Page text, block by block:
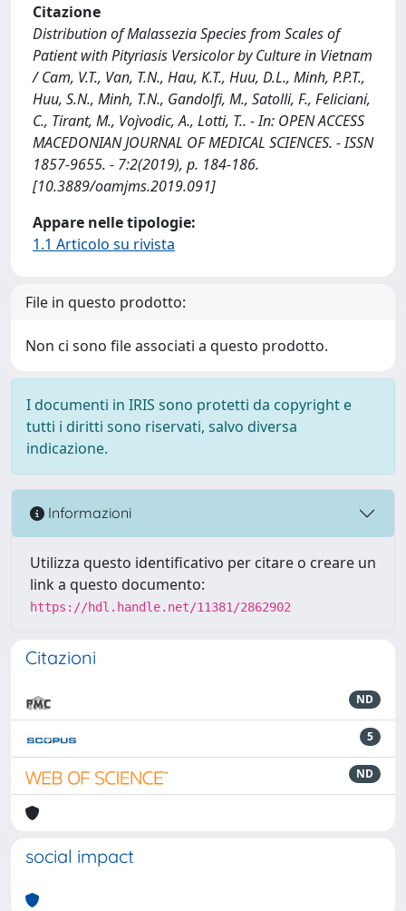
Citazione
Distribution of Malassezia Species from Scales of
Patient with Pityriasis Versicolor by Culture in Vietnam
/ Cam, V.T., Van, T.N., Hau, K.T., Huu, D.L., Minh, P.P.T.,
Huu, S.N., Minh, T.N., Gandolfi, M., Satolli, F., Feliciani,
C., Tirant, M., Vojvodic, A., Lotti, T.. - In: OPEN ACCESS
MACEDONIAN JOURNAL OF MEDICAL SCIENCES. - ISSN
1857-9655. - 7:2(2019), p. 184-186.
[10.3889/oamjms.2019.091]
Appare nelle tipologie:
1.1 Articolo su rivista
File in questo prodotto:
Non ci sono file associati a questo prodotto.
I documenti in IRIS sono protetti da copyright e
tutti i diritti sono riservati, salvo diversa
indicazione.
Informazioni
Utilizza questo identificativo per citare o creare un
link a questo documento:
https://hdl.handle.net/11381/2862902
Citazioni
ND
5
ND
social impact